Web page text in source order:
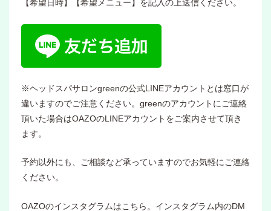
【希望日時】【希望メニュー】を記入の上送信ください。
※ヘッドスパサロンgreenの公式LINEアカウントとは窓口が
違いますのでご注意ください。greenのアカウントにご連絡
頂いた場合はOAZOのLINEアカウントをご案内させて頂き
ます。
予約以外にも、ご相談など承っていますのでお気軽にご連絡
ください。
OAZOのインスタグラムはこちら。インスタグラム内のDM